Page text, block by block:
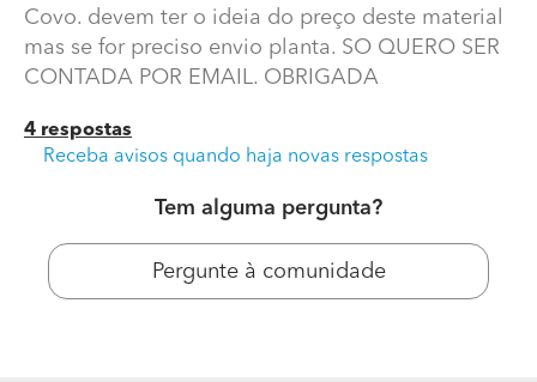
Quanto custa o m2 de chão?
boa tarde. gostava de saber qual o valor do metro
Covo. devem ter o ideia do preço deste material
mas se for preciso envio planta. SO QUERO SER
CONTADA POR EMAIL. OBRIGADA
4 respostas
Receba avisos quando haja novas respostas
Tem alguma pergunta?
Pergunte à comunidade